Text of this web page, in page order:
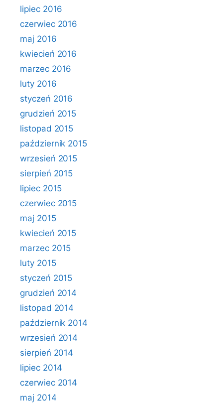
lipiec 2016
czerwiec 2016
maj 2016
kwiecień 2016
marzec 2016
luty 2016
styczeń 2016
grudzień 2015
listopad 2015
październik 2015
wrzesień 2015
sierpień 2015
lipiec 2015
czerwiec 2015
maj 2015
kwiecień 2015
marzec 2015
luty 2015
styczeń 2015
grudzień 2014
listopad 2014
październik 2014
wrzesień 2014
sierpień 2014
lipiec 2014
czerwiec 2014
maj 2014